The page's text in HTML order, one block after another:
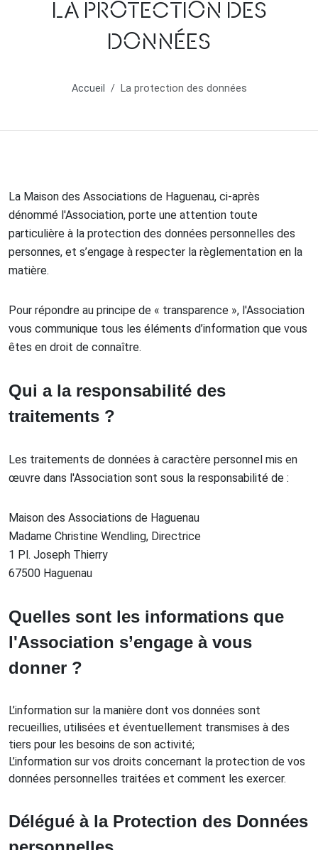
LA PROTECTION DES
DONNÉES
Accueil La protection des données
La Maison des Associations de Haguenau, ci-après
dénommé l'Association, porte une attention toute
particulière à la protection des données personnelles des
personnes, et s’engage à respecter la règlementation en la
matière.
Pour répondre au principe de « transparence », l'Association
vous communique tous les éléments d’information que vous
êtes en droit de connaître.
Qui a la responsabilité des
traitements ?
Les traitements de données à caractère personnel mis en
œuvre dans l'Association sont sous la responsabilité de :
Maison des Associations de Haguenau
Madame Christine Wendling, Directrice
1 Pl. Joseph Thierry
67500 Haguenau
Quelles sont les informations que
l'Association s’engage à vous
donner ?
L’information sur la manière dont vos données sont
recueillies, utilisées et éventuellement transmises à des
tiers pour les besoins de son activité;
L’information sur vos droits concernant la protection de vos
données personnelles traitées et comment les exercer.
Délégué à la Protection des Données